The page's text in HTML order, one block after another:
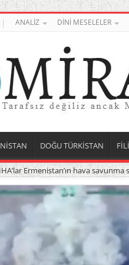
ANALİZ DİNİ MESELELER
DOĞU TÜRKİSTAN
Ermenistan’ın hava